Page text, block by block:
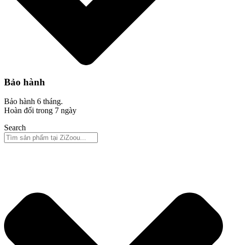
Bảo hành
Bảo hành 6 tháng.
Hoàn đổi trong 7 ngày
Search